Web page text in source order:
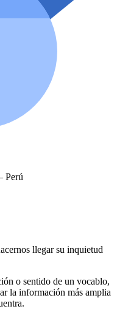
Perú
llegar su inquietud
o sentido de un vocablo,
la información más amplia